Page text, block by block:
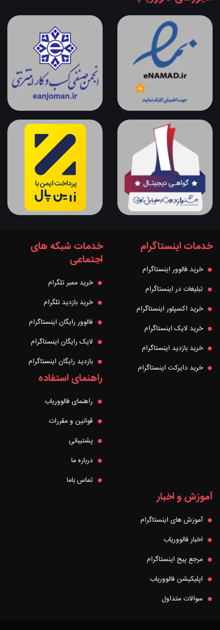
خدمات اینستاگرام
خرید فالوور اینستاگرام
تبلیغات در اینستاگرام
خرید اکسپلور اینستاگرام
خرید لایک اینستاگرام
خرید بازدید اینستاگرام
خرید دایرکت اینستاگرام
خدمات شبکه های
اجتماعی
خرید ممبر تلگرام
خرید بازدید تلگرام
فالوور رایگان اینستاگرام
لایک رایگان اینستاگرام
بازدید رایگان اینستاگرام
راهنمای استفاده
راهنمای فالووریاب
قوانین و مقررات
پشتیبانی
درباره ما
تماس باما
آموزش و اخبار
آموزش های اینستاگرام
اخبار فالووریاب
مرجع پیج اینستاگرام
اپلیکیشن فالووریاب
سوالات متداول